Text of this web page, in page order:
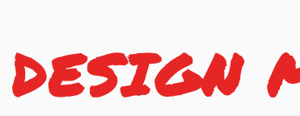
DESIGN